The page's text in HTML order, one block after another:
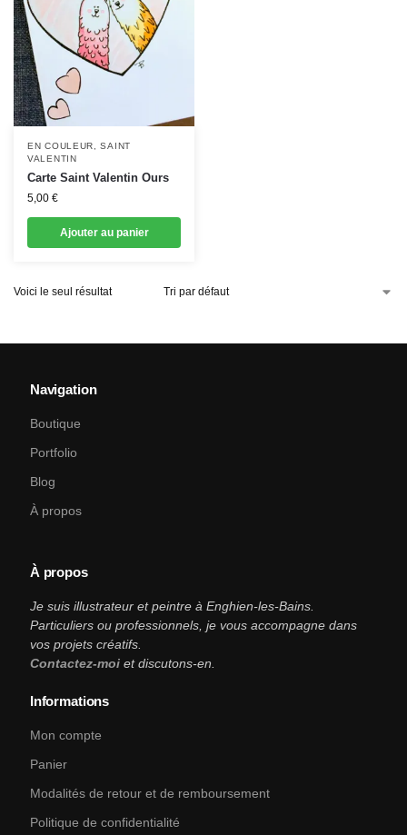
EN COULEUR,SAINT
VALENTIN
Carte Saint Valentin Ours
5,00 €
Ajouter au panier
Voici le seul résultat
Navigation
Boutique
Portfolio
Blog
À propos
À propos
Je suis illustrateur et peintre à Enghien-les-Bains.
Particuliers ou professionnels, je vous accompagne dans
vos projets créatifs.
Contactez-moi et discutons-en.
Informations
Mon compte
Panier
Modalités de retour et de remboursement
Politique de confidentialité